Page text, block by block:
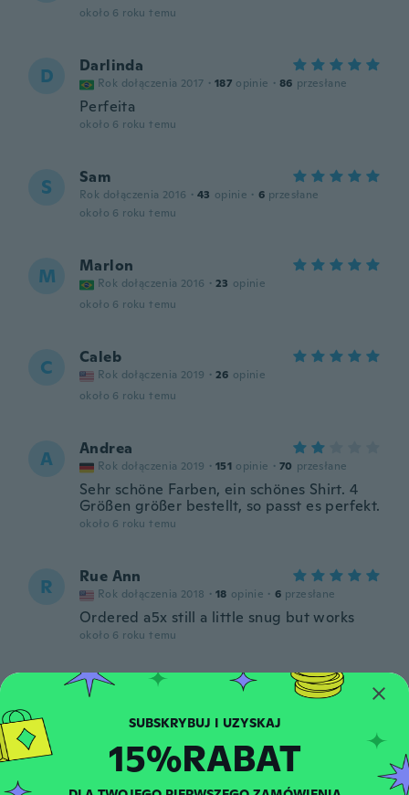
około 6 roku temu
D Darlinda
Rok dołączenia 2017 · 187 opinie · 86 przesłane
Perfeita
około 6 roku temu
S Sam
Rok dołączenia 2016 · 43 opinie · 6 przesłane
około 6 roku temu
M Marlon
Rok dołączenia 2016 · 23 opinie
około 6 roku temu
C Caleb
Rok dołączenia 2019 · 26 opinie
około 6 roku temu
A Andrea
Rok dołączenia 2019 · 151 opinie · 70 przesłane
Sehr schöne Farben, ein schönes Shirt. 4
Größen größer bestellt, so passt es perfekt.
około 6 roku temu
R Rue Ann
Rok dołączenia 2018 · 18 opinie · 6 przesłane
Ordered a5x still a little snug but works
około 6 roku temu
Laurence
około 6 roku temu
15%RABAT